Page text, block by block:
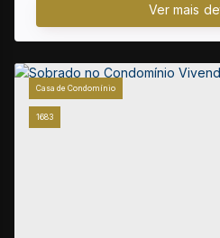
1683
Casa de Condomínio